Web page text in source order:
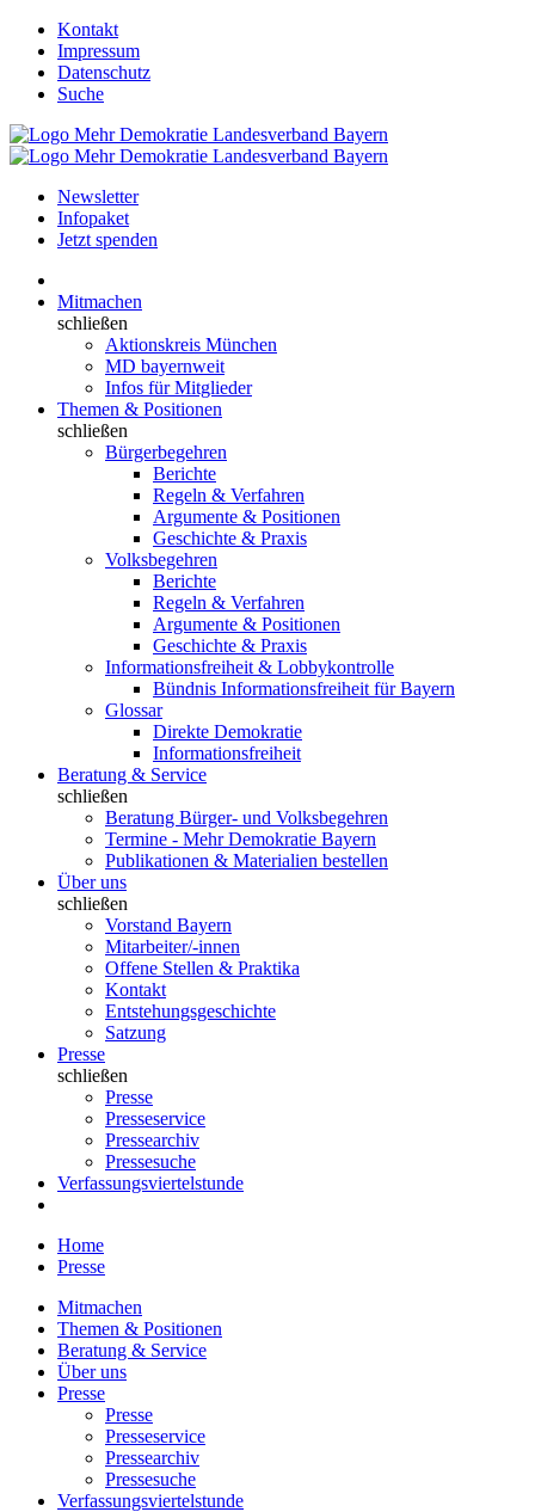
Kontakt
Impressum
Datenschutz
Suche
Newsletter
Infopaket
Jetzt spenden
Mitmachen
schließen
Aktionskreis München
MD bayernweit
Infos für Mitglieder
Themen & Positionen
schließen
Bürgerbegehren
Berichte
Regeln & Verfahren
Argumente & Positionen
Geschichte & Praxis
Volksbegehren
Berichte
Regeln & Verfahren
Argumente & Positionen
Geschichte & Praxis
Informationsfreiheit & Lobbykontrolle
Bündnis Informationsfreiheit für Bayern
Glossar
Direkte Demokratie
Informationsfreiheit
Beratung & Service
schließen
Beratung Bürger- und Volksbegehren
Termine - Mehr Demokratie Bayern
Publikationen & Materialien bestellen
Über uns
schließen
Vorstand Bayern
Mitarbeiter/-innen
Offene Stellen & Praktika
Kontakt
Entstehungsgeschichte
Satzung
Presse
schließen
Presse
Presseservice
Pressearchiv
Pressesuche
Verfassungsviertelstunde
Home
Presse
Mitmachen
Themen & Positionen
Beratung & Service
Über uns
Presse
Presse
Presseservice
Pressearchiv
Pressesuche
Verfassungsviertelstunde